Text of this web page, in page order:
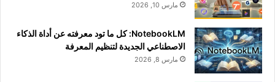
مارس 10, 2026
NotebookLM: كل ما تود معرفته عن أداة الذكاء
الاصطناعي الجديدة لتنظيم المعرفة
مارس 8, 2026